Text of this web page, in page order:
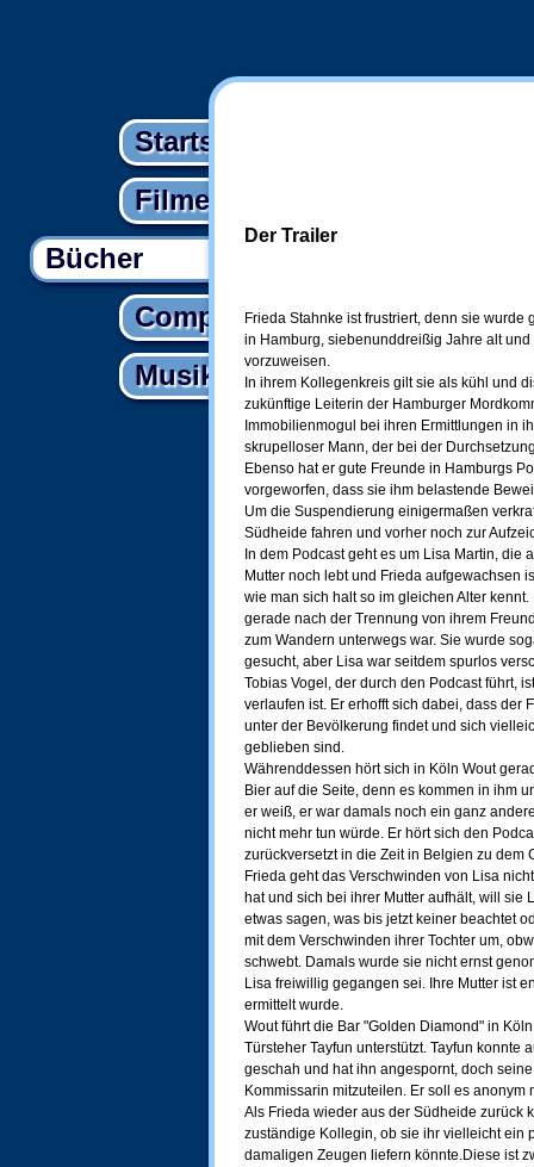
Startseite
Filme
Bücher
Computer
Musik
Der Trailer
Frieda Stahnke ist frustriert, denn sie
in Hamburg, siebenunddreißig Jahre alt
vorzuweisen.
In ihrem Kollegenkreis gilt sie als kühl und
zukünftige Leiterin der Hamburger
Immobilienmogul bei ihren Ermittlungen in
skrupelloser Mann, der bei der
Ebenso hat er gute Freunde in Hamburgs
vorgeworfen, dass sie ihm belastende
Um die Suspendierung einigermaßen
Südheide fahren und vorher noch zur
In dem Podcast geht es um Lisa Martin, die
Mutter noch lebt und Frieda aufgewachsen
wie man sich halt so im gleichen Alter
gerade nach der Trennung von ihrem
zum Wandern unterwegs war. Sie wurde
gesucht, aber Lisa war seitdem spurlos
Tobias Vogel, der durch den Podcast führt,
verlaufen ist. Er erhofft sich dabei, dass der
unter der Bevölkerung findet und sich
geblieben sind.
Währenddessen hört sich in Köln Wout
Bier auf die Seite, denn es kommen in ihm
er weiß, er war damals noch ein ganz
nicht mehr tun würde. Er hört sich den
zurückversetzt in die Zeit in Belgien zu dem
Frieda geht das Verschwinden von Lisa
hat und sich bei ihrer Mutter aufhält, will sie
etwas sagen, was bis jetzt keiner beachtet
mit dem Verschwinden ihrer Tochter um,
schwebt. Damals wurde sie nicht ernst
Lisa freiwillig gegangen sei. Ihre Mutter ist
ermittelt wurde.
Wout führt die Bar "Golden Diamond" in
Türsteher Tayfun unterstützt. Tayfun konnte
geschah und hat ihn angespornt, doch
Kommissarin mitzuteilen. Er soll es
Als Frieda wieder aus der Südheide zurück
zuständige Kollegin, ob sie ihr vielleicht ein
damaligen Zeugen liefern könnte.Diese ist